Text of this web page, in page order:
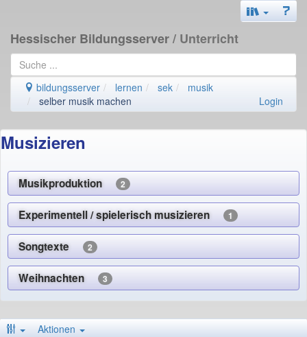
Hessischer Bildungsserver/ Unterricht
bildungsserver lernen sek
musik
selber musik machen
Login
Musizieren
Musikproduktion 2
Experimentell / spielerisch musizieren 1
Songtexte 2
Weihnachten 3
Aktionen